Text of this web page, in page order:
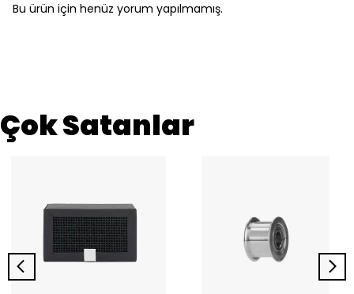
Bu ürün için henüz yorum yapılmamış.
Çok Satanlar